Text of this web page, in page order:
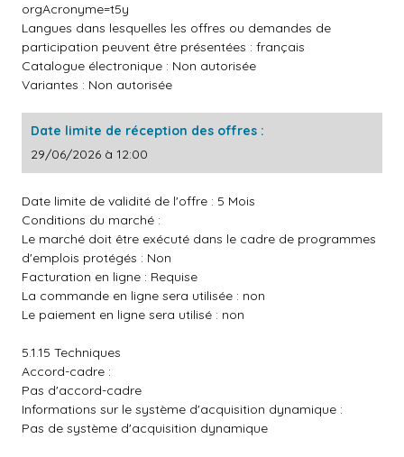
orgAcronyme=t5y
Langues dans lesquelles les offres ou demandes de
participation peuvent être présentées : français
Catalogue électronique : Non autorisée
Variantes : Non autorisée
Date limite de réception des offres :
29/06/2026 à 12:00
Date limite de validité de l'offre : 5 Mois
Conditions du marché :
Le marché doit être exécuté dans le cadre de programmes
d'emplois protégés : Non
Facturation en ligne : Requise
La commande en ligne sera utilisée : non
Le paiement en ligne sera utilisé : non
5.1.15 Techniques
Accord-cadre :
Pas d'accord-cadre
Informations sur le système d'acquisition dynamique :
Pas de système d'acquisition dynamique